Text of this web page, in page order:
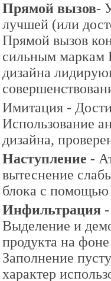
Прямой вызов-
лучшей (или
Прямой вызов
сильным маркам
дизайна
Имитация -
Использование
дизайна,
Наступление -
вытеснение
блока с помощью
Инфильтрация-
Выделение и
продукта на
Заполнение
характер